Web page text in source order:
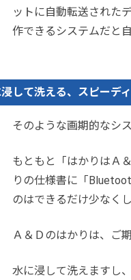
ットに自動転送された
作できるシステムだと
して洗える、スピーデ
そのような画期的なシ
もともと「はかりはＡ
りの仕様書に「
のはできるだけ少なく
Ａ＆Ｄのはかりは、ご
水に浸して洗えますし